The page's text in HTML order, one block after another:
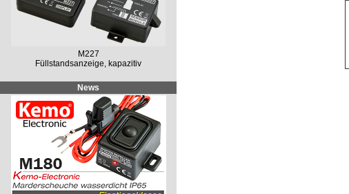
M227
Füllstandsanzeige, kapazitiv
News